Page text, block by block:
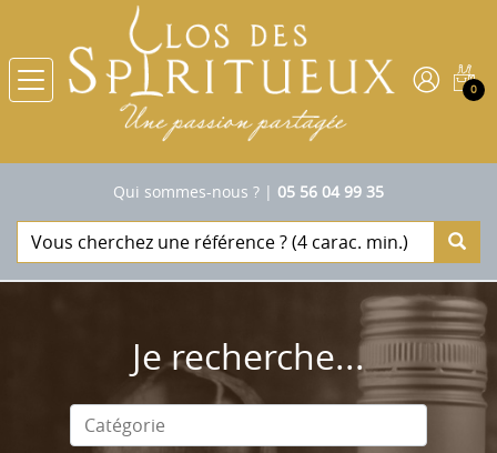
0
Qui sommes-nous ? | 05 56 04 99 35
Je recherche...